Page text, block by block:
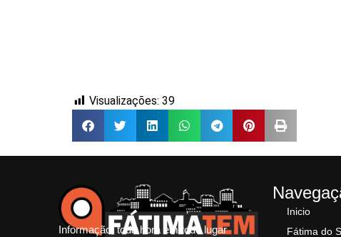
Visualizações: 39
Informação, toda hora em todo lugar
Inicio
Fátima do